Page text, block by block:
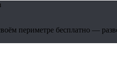
периметре бесплатно —